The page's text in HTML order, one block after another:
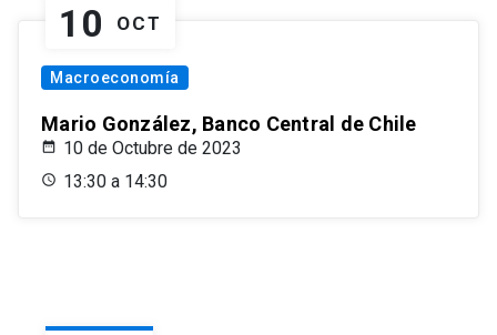
10 OCT
Macroeconomía
Mario González, Banco Central de Chile
10 de Octubre de 2023
13:30 a 14:30